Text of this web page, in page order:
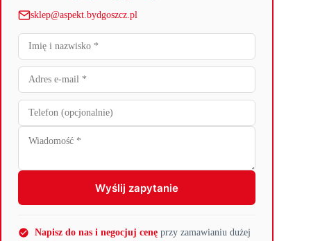
sklep@aspekt.bydgoszcz.pl
Wyślij zapytanie
Napisz do nas i negocjuj cenę przy zamawianiu dużej